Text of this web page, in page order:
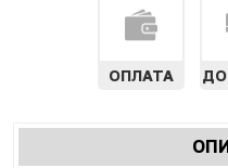
ОПЛАТА